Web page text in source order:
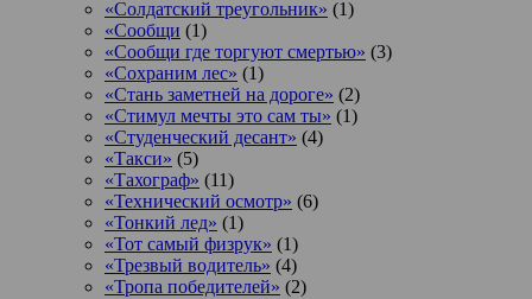
«Солдатский треугольник» (1)
«Сообщи (1)
«Сообщи где торгуют смертью» (3)
«Сохраним лес» (1)
«Стань заметней на дороге» (2)
«Стимул мечты это сам ты» (1)
«Студенческий десант» (4)
«Такси» (5)
«Тахограф» (11)
«Технический осмотр» (6)
«Тонкий лед» (1)
«Тот самый физрук» (1)
«Трезвый водитель» (4)
«Тропа победителей» (2)